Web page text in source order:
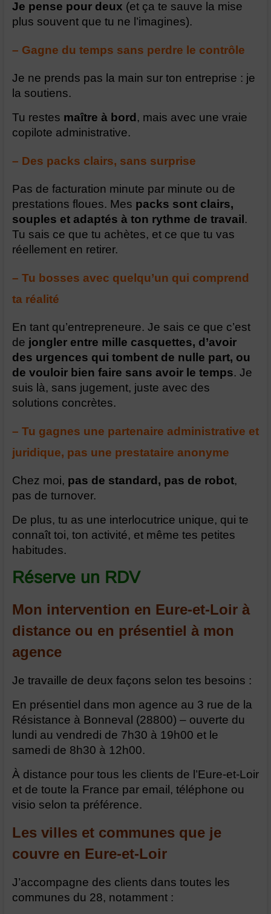
Je pense pour deux (et ça te sauve la mise
plus souvent que tu ne l’imagines).
– Gagne du temps sans perdre le contrôle
Je ne prends pas la main sur ton entreprise : je
la soutiens.
Tu restes maître à bord, mais avec une vraie
copilote administrative.
– Des packs clairs, sans surprise
Pas de facturation minute par minute ou de
prestations floues. Mes packs sont clairs,
souples et adaptés à ton rythme de travail.
Tu sais ce que tu achètes, et ce que tu vas
réellement en retirer.
– Tu bosses avec quelqu’un qui comprend
ta réalité
En tant qu’entrepreneure. Je sais ce que c’est
de jongler entre mille casquettes, d’avoir
des urgences qui tombent de nulle part, ou
de vouloir bien faire sans avoir le temps. Je
suis là, sans jugement, juste avec des
solutions concrètes.
– Tu gagnes une partenaire administrative et
juridique, pas une prestataire anonyme
Chez moi, pas de standard, pas de robot,
pas de turnover.
De plus, tu as une interlocutrice unique, qui te
connaît toi, ton activité, et même tes petites
habitudes.
Réserve un RDV
Mon intervention en Eure-et-Loir à
distance ou en présentiel à mon
agence
Je travaille de deux façons selon tes besoins :
En présentiel dans mon agence au 3 rue de la
Résistance à Bonneval (28800) – ouverte du
lundi au vendredi de 7h30 à 19h00 et le
samedi de 8h30 à 12h00.
À distance pour tous les clients de l’Eure-et-Loir
et de toute la France par email, téléphone ou
visio selon ta préférence.
Les villes et communes que je
couvre en Eure-et-Loir
J’accompagne des clients dans toutes les
communes du 28, notamment :